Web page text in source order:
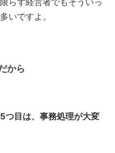
いですよ。
から
つ目は、事務処理が大変